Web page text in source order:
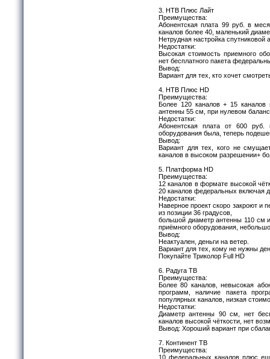
3. НТВ Плюс Лайт
Преимущества:
Абонентская плата 99 руб. в
каналов более 40, маленький
Нетрудная настройка
Недостатки:
Высокая стоимость приемного
нет бесплатного пакета
Вывод:
Вариант для тех, кто хочет
4. НТВ Плюс HD
Преимущества:
Более 120 каналов + 15 каналов
антенны 55 см, при нулевом
Недостатки:
Абонентская плата от 600
оборудования была, теперь
Вывод:
Вариант для тех, кого не
каналов в высоком разрешении+
5. Платформа HD
Преимущества:
12 каналов в формате высокой
20 каналов федеральных включая
Недостатки:
Наверное проект скоро закроют и
из позиции 36 градусов,
большой диаметр антенны 110 см
приёмного оборудования,
Вывод:
Неактуален, деньги на ветер.
Вариант для тех, кому не нужны
Покупайте Триколор Full HD
6. Радуга ТВ
Преимущества:
Более 80 каналов, невысокая
программ, наличие пакета
популярных каналов, низкая
Недостатки:
Диаметр антенны 90 см, нет
каналов высокой чёткости, нет
Вывод: Хороший вариант при
7. Континент ТВ
Преимущества:
10 федеральных каналов плюс